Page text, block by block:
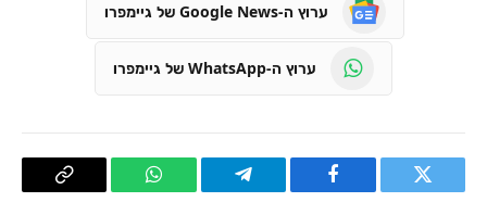
ערוץ ה-Google News של גיימפרו
ערוץ ה-WhatsApp של גיימפרו
טוויטר פייסבוק Telegram
WhatsApp העתק